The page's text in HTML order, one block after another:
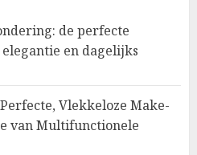
de perfecte
en dagelijks
Vlekkeloze Make-
van Multifunctionele